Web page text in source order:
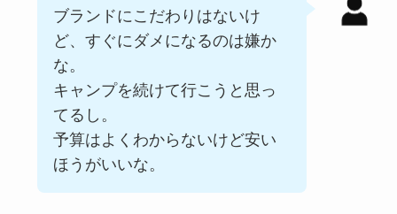
ブランドにこだわりはないけ
ど、すぐにダメになるのは嫌か
な。
キャンプを続けて行こうと思っ
てるし。
予算はよくわからないけど安い
ほうがいいな。